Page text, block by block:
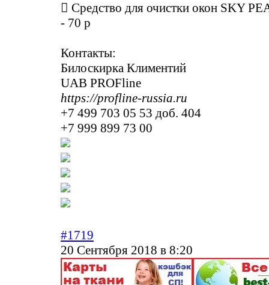
 Средство для очистки окон SKY
- 70 р
Контакты:
Билоскирка Климентий
UAB PROFline
https://profline-russia.ru
+7 499 703 05 53 доб. 404
+7 999 899 73 00
#1719
20 Сентября 2018 в 8:20